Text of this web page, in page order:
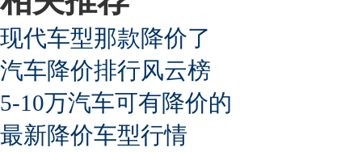
现代车型那款降价了
汽车降价排行风云榜
5-10万汽车可有降价的
最新降价车型行情